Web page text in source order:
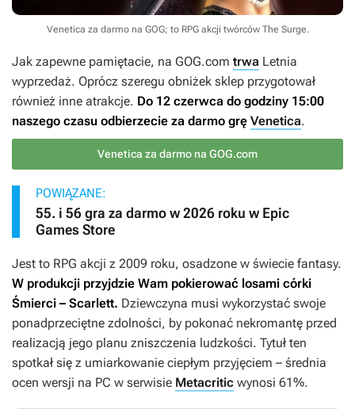
Venetica za darmo na GOG; to RPG akcji twórców The Surge.
Jak zapewne pamiętacie, na GOG.com trwa Letnia
wyprzedaż. Oprócz szeregu obniżek sklep przygotował
również inne atrakcje. Do 12 czerwca do godziny 15:00
naszego czasu odbierzecie za darmo grę Venetica.
Venetica za darmo na GOG.com
POWIĄZANE:
55. i 56 gra za darmo w 2026 roku w Epic
Games Store
Jest to RPG akcji z 2009 roku, osadzone w świecie fantasy.
W produkcji przyjdzie Wam pokierować losami córki
Śmierci – Scarlett. Dziewczyna musi wykorzystać swoje
ponadprzeciętne zdolności, by pokonać nekromantę przed
realizacją jego planu zniszczenia ludzkości. Tytuł ten
spotkał się z umiarkowanie ciepłym przyjęciem – średnia
ocen wersji na PC w serwisie Metacritic wynosi 61%.